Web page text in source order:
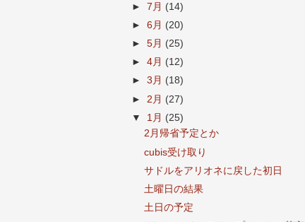
►7月 (14)
►6月 (20)
►5月 (25)
►4月 (12)
►3月 (18)
► 2月 (27)
▼ 1月 (25)
2月帰省予定とか
cubis受け取り
サドルをアリオネに戻した初日
土曜日の結果
土日の予定